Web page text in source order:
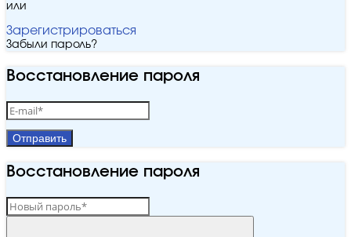
или
Зарегистрироваться
Забыли пароль?
Восстановление пароля
Отправить
Восстановление пароля